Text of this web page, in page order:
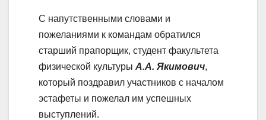
С напутственными словами и
пожеланиями к командам обратился
старший прапорщик, студент факультета
физической культуры А.А. Якимович,
который поздравил участников с началом
эстафеты и пожелал им успешных
выступлений.